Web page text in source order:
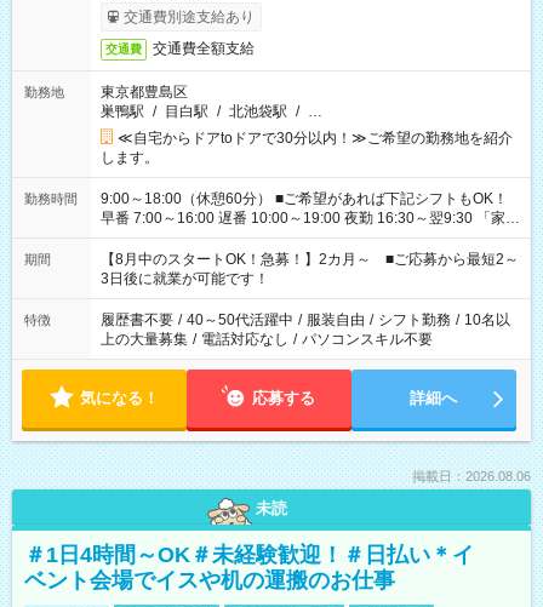
交通費別途支給あり
交通費 交通費全額支給
勤務地
東京都豊島区
巣鴨駅 / 目白駅 / 北池袋駅 / …
≪自宅からドアtoドアで30分以内！≫ご希望の勤務地を紹介
します。
勤務時間
9:00～18:00（休憩60分） ■ご希望があれば下記シフトもOK！
早番 7:00～16:00 遅番 10:00～19:00 夜勤 16:30～翌9:30 「家族
と休みを合わせたい」 「余裕を持って夕飯の準備がしたい」
「できれば残業はしたくない」 など、ご希望を教えてください
ね。 ※Wワーク希望の方へ 今ご覧のお仕事で希望する勤務時間
と、もう1つのお仕事の勤務時間。 合計で週40時間を超える場
合は応募できません。
期間
【8月中のスタートOK！急募！】2カ月～ ■ご応募から最短2～
3日後に就業が可能です！
特徴 履歴書不要 / 40～50代活躍中 / 服装自由 / シフト勤務 / 10名以
上の大量募集 / 電話対応なし / パソコンスキル不要
気になる！ 応募する 詳細へ
掲載日：2026.08.06
未読
＃1日4時間～OK＃未経験歓迎！＃日払い＊イ
ベント会場でイスや机の運搬のお仕事